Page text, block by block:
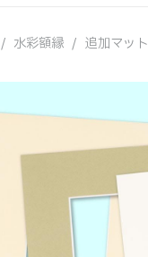
/ 水彩額縁 / 追加マット